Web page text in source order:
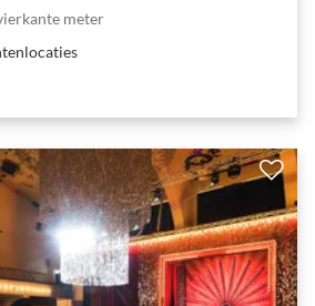
meter